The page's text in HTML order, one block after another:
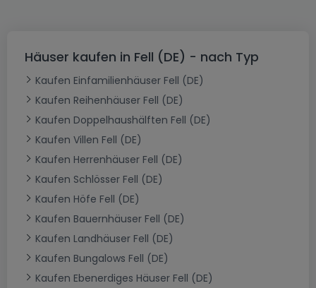
Häuser kaufen in Fell (DE) - nach Typ
Kaufen Einfamilienhäuser Fell (DE)
Kaufen Reihenhäuser Fell (DE)
Kaufen Doppelhaushälften Fell (DE)
Kaufen Villen Fell (DE)
Kaufen Herrenhäuser Fell (DE)
Kaufen Schlösser Fell (DE)
Kaufen Höfe Fell (DE)
Kaufen Bauernhäuser Fell (DE)
Kaufen Landhäuser Fell (DE)
Kaufen Bungalows Fell (DE)
Kaufen Ebenerdiges Häuser Fell (DE)